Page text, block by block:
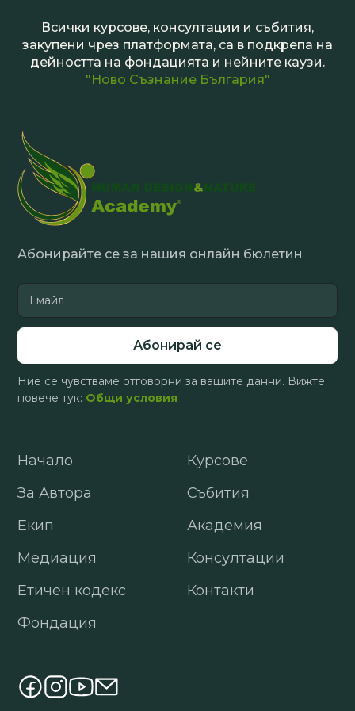
Всички курсове, консултации и събития,
закупени чрез платформата, са в подкрепа на
дейността на фондацията и нейните каузи.
"Ново Съзнание България"
Абонирайте се за нашия онлайн бюлетин
Ние се чувстваме отговорни за вашите данни. Вижте
повече тук: Общи условия
Начало
За Автора
Екип
Медиация
Етичен кодекс
Фондация
Курсове
Събития
Академия
Консултации
Контакти